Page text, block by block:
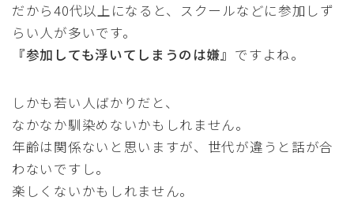
だから40代以上になると、スクールなどに参加しず
らい人が多いです。
『参加しても浮いてしまうのは嫌』 ですよね。
しかも若い人ばかりだと、
なかなか馴染めないかもしれません。
年齢は関係ないと思いますが、世代が違うと話が合
わないですし。
楽しくないかもしれません。